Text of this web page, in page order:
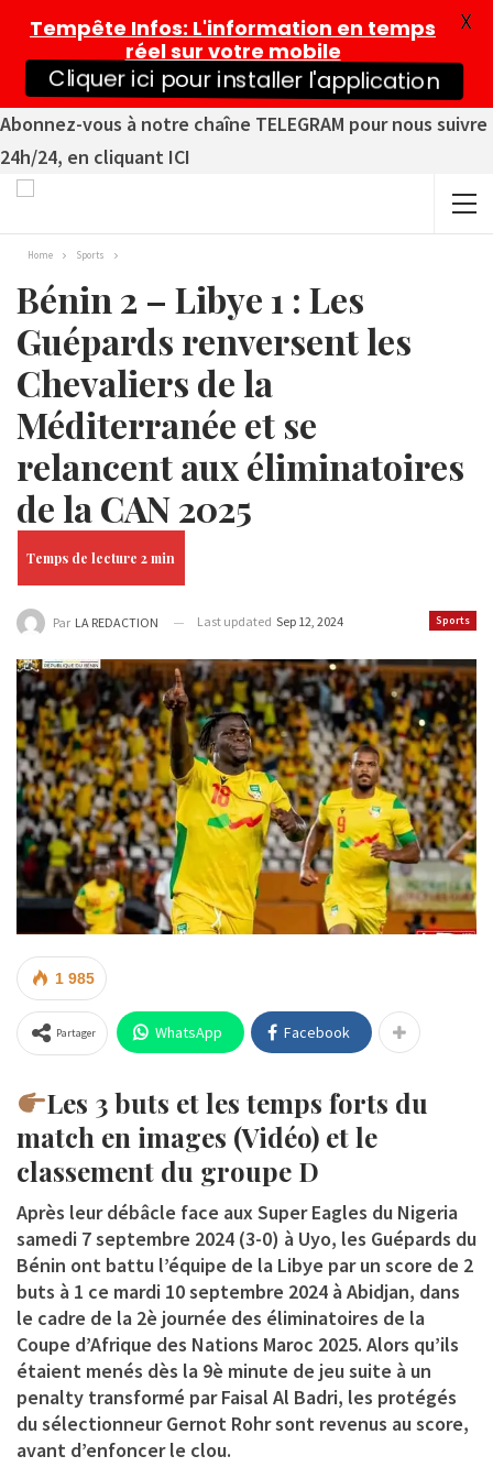
Abonnez-vous à notre chaîne TELEGRAM pour nous suivre
24h/24, en cliquant ICI
Home Sports
Bénin 2 – Libye 1 : Les
Guépards renversent les
Chevaliers de la
Méditerranée et se
relancent aux éliminatoires
de la CAN 2025
Sports
Par LA REDACTION Last updated Sep 12, 2024
1 985
Partager WhatsApp Facebook
Les 3 buts et les temps forts du
match en images (Vidéo) et le
classement du groupe D
Après leur débâcle face aux Super Eagles du Nigeria
samedi 7 septembre 2024 (3-0) à Uyo, les Guépards du
Bénin ont battu l’équipe de la Libye par un score de 2
buts à 1 ce mardi 10 septembre 2024 à Abidjan, dans
le cadre de la 2è journée des éliminatoires de la
Coupe d’Afrique des Nations Maroc 2025. Alors qu’ils
étaient menés dès la 9è minute de jeu suite à un
penalty transformé par Faisal Al Badri, les protégés
du sélectionneur Gernot Rohr sont revenus au score,
avant d’enfoncer le clou.
Tempête Infos: L'information en temps
réel sur votre mobile
Cliquer ici pour installer l'application
X